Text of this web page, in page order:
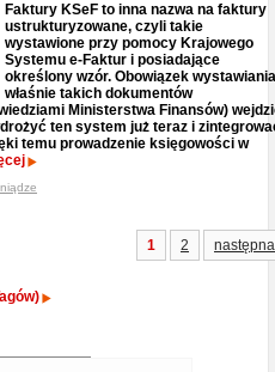
Faktury KSeF to inna nazwa na faktury
ustrukturyzowane, czyli takie
wystawione przy pomocy Krajowego
Systemu e-Faktur i posiadające
określony wzór. Obowiązek wystawiania
właśnie takich dokumentów
Ministerstwa Finansów)
ten system już teraz i
temu prowadzenie księgowości w
1 2 następna